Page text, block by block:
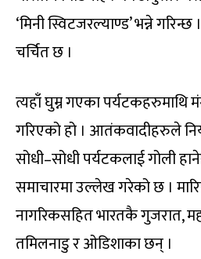
‘मिनी स्विटजरल्याण्ड’ भन्ने
चर्चित छ ।
त्यहाँ घुम्न गएका पर्यटकहरुमाथि
गरिएको हो । आतंकवादीहरुले
सोधी–सोधी पर्यटकलाई गोली
समाचारमा उल्लेख गरेको छ ।
नागरिकसहित भारतकै गुजरात,
तमिलनाडु र ओडिशाका छन् ।